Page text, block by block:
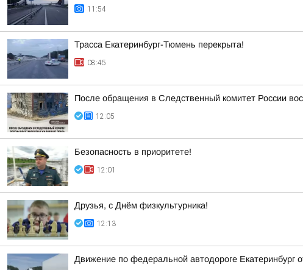
11:54
Трасса Екатеринбург-Тюмень перекрыта!
08:45
После обращения в Следственный комитет России
12:05
Безопасность в приоритете!
12:01
Друзья, с Днём физкультурника!
12:13
Движение по федеральной автодороге Екатеринбург